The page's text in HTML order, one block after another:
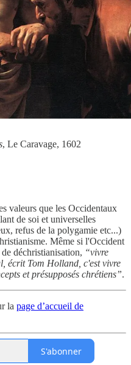
, Le Caravage, 1602
valeurs que les Occidentaux
de soi et universelles
refus de la polygamie etc...)
Même si l'Occident
déchristianisation, “vivre
écrit Tom Holland, c'est vivre
et présupposés chrétiens”.
la page d’accueil de
S'abonner